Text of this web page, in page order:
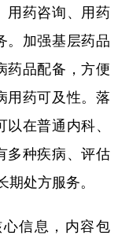
上市公司
山西
江苏
用药咨询、用药
。加强基层药品
药品配备，方便
用药可及性。落
在普通内科、
多种疾病、评估
处方服务。
信息，内容包